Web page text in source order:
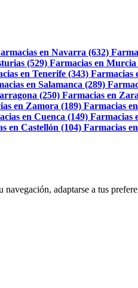
en Navarra (632)
(529) Farmacias en Murcia
en Tenerife (343) Farmacias
en Salamanca (289)
(250) Farmacias en
en Zamora (189) Farmacias
en Cuenca (149) Farmacias
en Castellón (104) Farmacias
adaptarse a tus